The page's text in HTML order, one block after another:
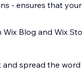
Blog and Wix
spread the